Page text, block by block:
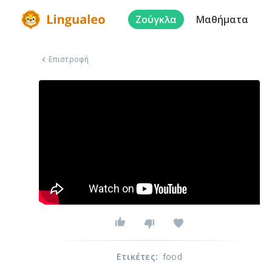
Ζούγκλα Μαθήματα
Επιστροφή
Ετικέτες: food